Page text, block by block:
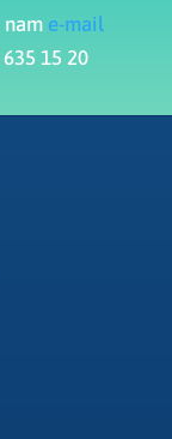
nam e-mail
15 20